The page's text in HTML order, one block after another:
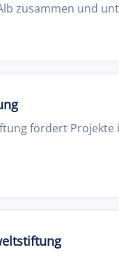
zusammen und
fördert